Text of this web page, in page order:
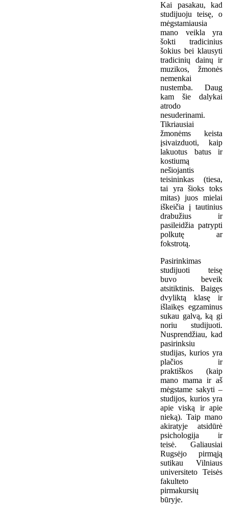
Kai pasakau, kad
studijuoju teisę, o
mėgstamiausia
mano veikla yra
šokti tradicinius
šokius bei klausyti
tradicinių dainų ir
muzikos, žmonės
nemenkai
nustemba. Daug
kam šie dalykai
atrodo
nesuderinami.
Tikriausiai
žmonėms keista
įsivaizduoti, kaip
lakuotus batus ir
kostiumą
nešiojantis
teisininkas (tiesa,
tai yra šioks toks
mitas) juos mielai
iškeičia į tautinius
drabužius ir
pasileidžia patrypti
polkutę ar
fokstrotą.
Pasirinkimas
studijuoti teisę
buvo beveik
atsitiktinis. Baigęs
dvyliktą klasę ir
išlaikęs egzaminus
sukau galvą, ką gi
noriu studijuoti.
Nusprendžiau, kad
pasirinksiu
studijas, kurios yra
plačios ir
praktiškos (kaip
mano mama ir aš
mėgstame sakyti –
studijos, kurios yra
apie viską ir apie
nieką). Taip mano
akiratyje atsidūrė
psichologija ir
teisė. Galiausiai
Rugsėjo pirmąją
sutikau Vilniaus
universiteto Teisės
fakulteto
pirmakursių
būryje.